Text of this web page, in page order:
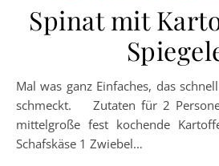
Spinat mit
Mal was ganz Einfaches, das schnell zubereitet ist und gut
schmeckt. Zutaten für 2
mittelgroße fest kochende
Schafskäse 1 Zwiebel…